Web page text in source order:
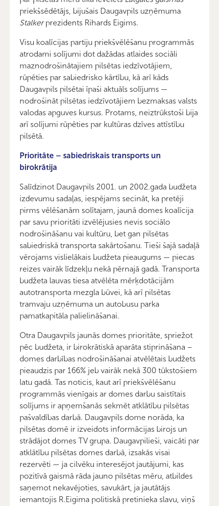
priekšsēdētājs, bijušais Daugavpils uzņēmuma
Stalkerprezidents Rihards Eigims.
Visu koalīcijas partiju priekšvēlēšanu programmās
atrodami solījumi dot dažādas atlaides sociāli
maznodrošinātajiem pilsētas iedzīvotājiem,
rūpēties par sabiedrisko kārtību, kā arī kāds
Daugavpils pilsētai īpaši aktuāls solījums —
nodrošināt pilsētas iedzīvotājiem bezmaksas valsts
valodas apguves kursus. Protams, neiztrūkstoši bija
arī solījumi rūpēties par kultūras dzīves attīstību
pilsētā.
Prioritāte – sabiedriskais transports un
birokrātija
Salīdzinot Daugavpils 2001. un 2002.gada budžeta
izdevumu sadaļas, iespējams secināt, ka pretēji
pirms vēlēšanām solītajam, jaunā domes koalīcija
par savu prioritāti izvēlējusies nevis sociālo
nodrošināšanu vai kultūru, bet gan pilsētas
sabiedriskā transporta sakārtošanu. Tieši šajā sadaļā
vērojams vislielākais budžeta pieaugums — piecas
reizes vairāk līdzekļu nekā pērnajā gadā. Transporta
budžeta lauvas tiesa atvēlēta mērķdotācijām
autotransporta mezgla būvei, kā arī pilsētas
tramvaju uzņēmuma un autobusu parka
pamatkapitāla palielināšanai.
Otra Daugavpils jaunās domes prioritāte, spriežot
pēc budžeta, ir birokrātiskā aparāta stiprināšana –
domes darbības nodrošināšanai atvēlētais budžets
pieaudzis par 166% jeb vairāk nekā 300 tūkstošiem
latu gadā. Tas noticis, kaut arī priekšvēlēšanu
programmās vienīgais ar domes darbu saistītais
solījums ir apņemšanās sekmēt atklātību pilsētas
pašvaldības darbā. Daugavpils dome norāda, ka
pilsētas domē ir izveidots informācijas birojs un
strādājot domes TV grupa. Daugavpilieši, vaicāti par
atklātību pilsētas domes darbā, izsakās visai
rezervēti — ja cilvēku interesējot jautājumi, kas
pozitīvā gaismā rāda jauno pilsētas mēru, atbildes
saņemot nekavējoties, savukārt, ja jautātājs
iemantojis R.Eigima politiskā pretinieka slavu, viņš